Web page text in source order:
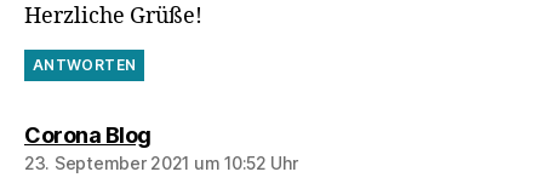
Herzliche Grüße!
ANTWORTEN
Corona Blogsagt:
23. September 2021 um 10:52 Uhr